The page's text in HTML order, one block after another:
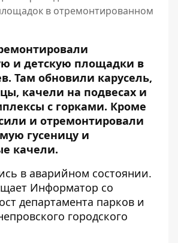
в отремонтированном
и детскую площадки в
Там обновили карусель,
качели на подвесах и
с горками. Кроме
и отремонтировали
гусеницу и
качели.
в аварийном состоянии.
Информатор со
департамента парков и
городского